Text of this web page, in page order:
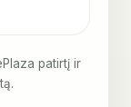
patirtį ir